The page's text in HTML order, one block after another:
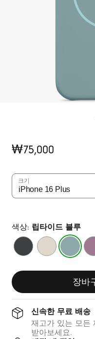
기
격
₩75,000
크기
색상: 립타이드 블루
미
드
이
블
랙
서
밋
립
타
루
선
셋
장바
신속한 무료 배송
재고가 있는 모든
받아보세요.